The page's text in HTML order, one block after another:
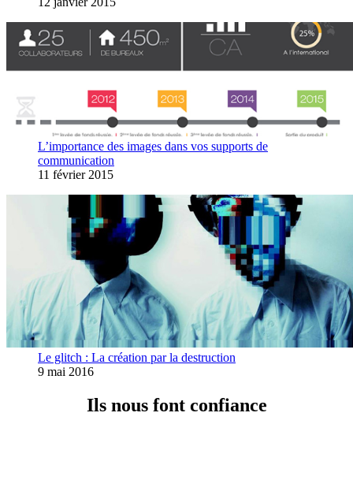
L’importance des images dans vos supports de
communication
11 février 2015
Le glitch : La création par la destruction
9 mai 2016
Ils nous font confiance